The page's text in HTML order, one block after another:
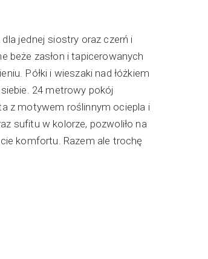
jednej siostry oraz czerń i
beże zasłon i tapicerowanych
Półki i wieszaki nad łóżkiem
24 metrowy pokój
z motywem roślinnym ociepla i
sufitu w kolorze, pozwoliło na
komfortu. Razem ale trochę